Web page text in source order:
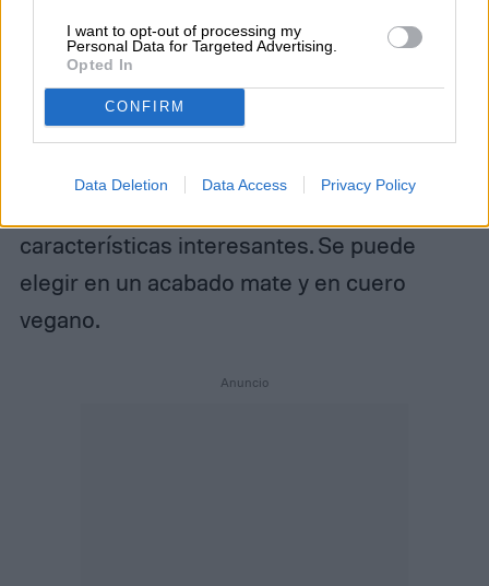
I want to opt-out of processing my
Personal Data for Targeted Advertising.
Opted In
CONFIRM
Data Deletion Data Access Privacy Policy
Moto G35 5G
El más accesible de esta lista es el Moto
4,500 pesos
), que no deja de ser
características interesantes. Se puede
elegir en un acabado mate y en cuero
vegano.